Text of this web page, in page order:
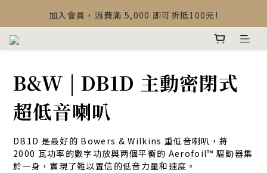
【最新公告】Devialet Mania 盒內配件調整說明
加入會員，消費滿 5,000 即可折抵100元!
【最新公告】Devialet Mania 盒內配件調整說明
B&W | DB1D 主動密閉式
超低音喇叭
DB1D 是最好的 Bowers & Wilkins 重低音喇叭，將
2000 瓦功率的數字功放與两個平衡的 Aerofoil™ 驅動器集
於一身，實現了難以置信的低音力量和速度。